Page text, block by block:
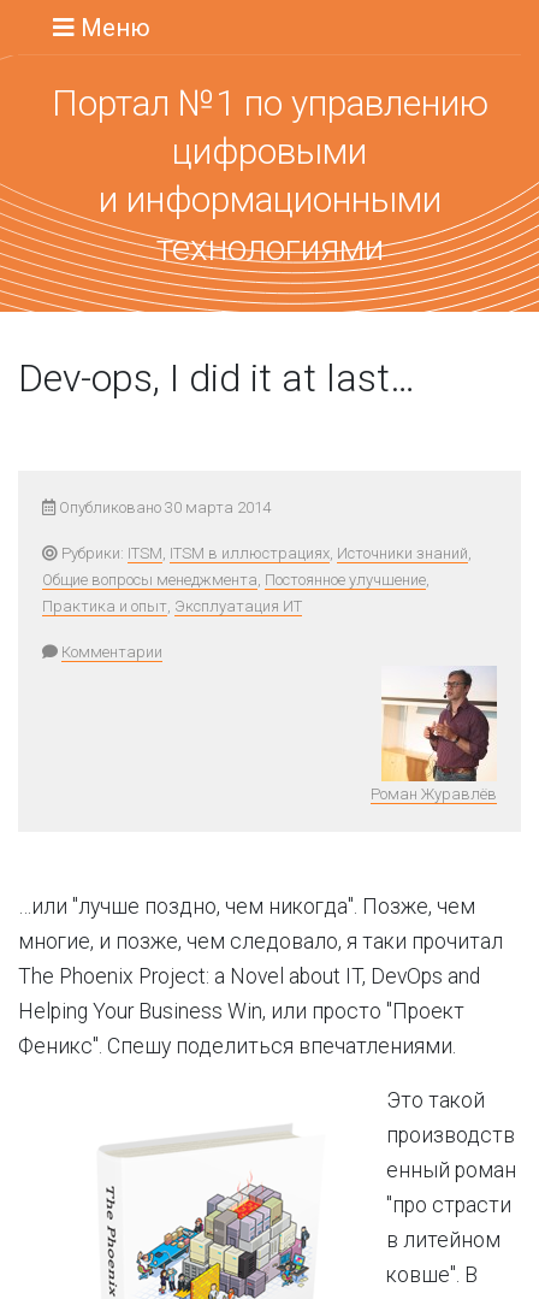
Меню
Портал №1 по управлению
цифровыми
и информационными
технологиями
Dev-ops, I did it at last…
Опубликовано 30 марта 2014
Рубрики: ITSM, ITSM в иллюстрациях, Источники знаний,
Общие вопросы менеджмента, Постоянное улучшение,
Практика и опыт, Эксплуатация ИТ
Комментарии
Роман Журавлёв
…или "лучше поздно, чем никогда". Позже, чем
многие, и позже, чем следовало, я таки прочитал
The Phoenix Project: a Novel about IT, DevOps and
Helping Your Business Win, или просто "Проект
Феникс". Спешу поделиться впечатлениями.
Это такой
производств
енный роман
"про страсти
в литейном
ковше". В